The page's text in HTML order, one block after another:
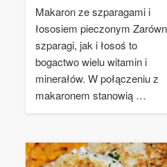
Makaron ze szparagami i
łososiem pieczonym
szparagi, jak i łosoś to
bogactwo wielu witamin i
minerałów. W połączeniu z
makaronem stanowią …